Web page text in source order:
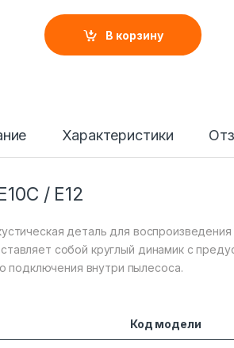
В корзину
Характеристики
/ E12
деталь для
собой круглый динамик с
подключения внутри пылесоса.
Код модели